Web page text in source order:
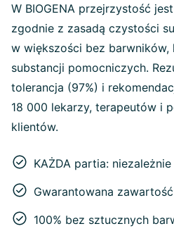
W BIOGENA przejrzystość
zgodnie z zasadą czystości
w większości bez barwników,
substancji pomocniczych.
tolerancja (97%) i
18 000 lekarzy, terapeutów i
klientów.
KAŻDA partia:
Gwarantowana
100% bez sztucznych